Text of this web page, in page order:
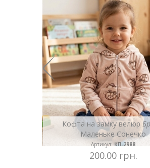
Кофта на замку велюр
Маленьке Сонечко
Артикул:КП-2988
200.00 грн.